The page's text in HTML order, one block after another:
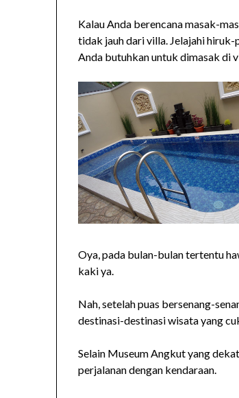
Kalau Anda berencana masak-
tidak jauh dari villa. Jelajahi hiruk-
Anda butuhkan untuk dimasak di
Oya, pada bulan-bulan tertentu
kaki ya.
Nah, setelah puas bersenang-
destinasi-destinasi wisata yang
Selain Museum Angkut yang
perjalanan dengan kendaraan.